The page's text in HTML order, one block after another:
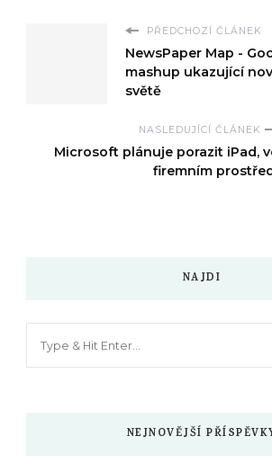
PŘEDCHOZÍ ČLÁNEK
NewsPaper Map -
mashup ukazující
světě
NASLEDUJÍCÍ ČLÁNEK
Microsoft plánuje porazit iPad,
firemním
NAJDI
NEJNOVĚJŠÍ